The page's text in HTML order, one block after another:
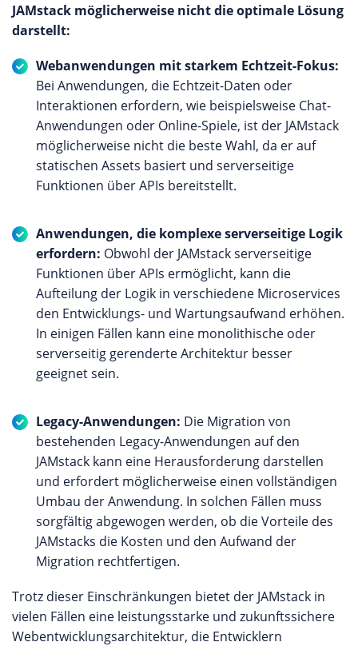
JAMstack möglicherweise nicht die optimale Lösung
darstellt:
Webanwendungen mit starkem Echtzeit-Fokus:
Bei Anwendungen, die Echtzeit-Daten oder
Interaktionen erfordern, wie beispielsweise Chat-
Anwendungen oder Online-Spiele, ist der JAMstack
möglicherweise nicht die beste Wahl, da er auf
statischen Assets basiert und serverseitige
Funktionen über APIs bereitstellt.
Anwendungen, die komplexe serverseitige Logik
erfordern: Obwohl der JAMstack serverseitige
Funktionen über APIs ermöglicht, kann die
Aufteilung der Logik in verschiedene Microservices
den Entwicklungs- und Wartungsaufwand erhöhen.
In einigen Fällen kann eine monolithische oder
serverseitig gerenderte Architektur besser
geeignet sein.
Legacy-Anwendungen: Die Migration von
bestehenden Legacy-Anwendungen auf den
JAMstack kann eine Herausforderung darstellen
und erfordert möglicherweise einen vollständigen
Umbau der Anwendung. In solchen Fällen muss
sorgfältig abgewogen werden, ob die Vorteile des
JAMstacks die Kosten und den Aufwand der
Migration rechtfertigen.
Trotz dieser Einschränkungen bietet der JAMstack in
vielen Fällen eine leistungsstarke und zukunftssichere
Webentwicklungsarchitektur, die Entwicklern